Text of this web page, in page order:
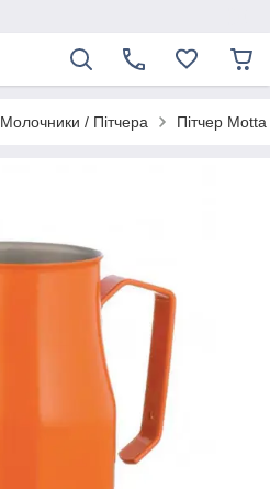
Молочники / Пітчера Пітчер